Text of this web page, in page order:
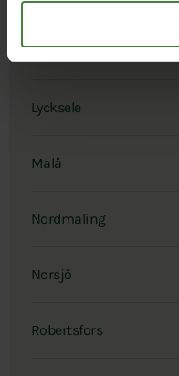
Dorotea
Lycksele
Malå
Nordmaling
Norsjö
Robertsfors